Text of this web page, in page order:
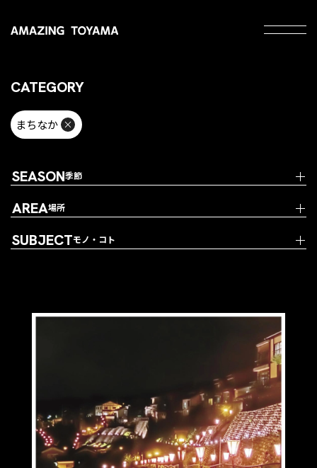
CATEGORY
まちなか
SEASON季節
AREA場所
SUBJECTモノ・コト